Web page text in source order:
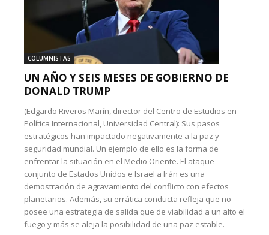
COLUMNISTAS
UN AÑO Y SEIS MESES DE GOBIERNO DE
DONALD TRUMP
(Edgardo Riveros Marín, director del Centro de Estudios en
Política Internacional, Universidad Central): Sus pasos
estratégicos han impactado negativamente a la paz y
seguridad mundial. Un ejemplo de ello es la forma de
enfrentar la situación en el Medio Oriente. El ataque
conjunto de Estados Unidos e Israel a Irán es una
demostración de agravamiento del conflicto con efectos
planetarios. Además, su errática conducta refleja que no
posee una estrategia de salida que de viabilidad a un alto el
fuego y más se aleja la posibilidad de una paz estable.